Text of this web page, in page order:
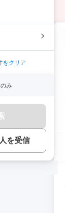
をクリア
み
を受信